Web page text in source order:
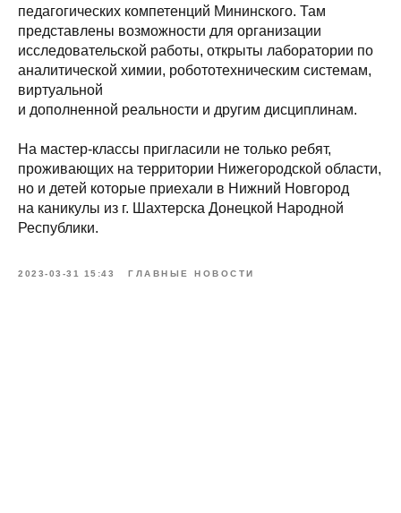
педагогических компетенций Мининского. Там
представлены возможности для организации
исследовательской работы, открыты лаборатории по
аналитической химии, робототехническим системам,
виртуальной
и дополненной реальности и другим дисциплинам.
На мастер-классы пригласили не только ребят,
проживающих на территории Нижегородской области,
но и детей которые приехали в Нижний Новгород
на каникулы из г. Шахтерска Донецкой Народной
Республики.
2023-03-31 15:43 ГЛАВНЫЕ НОВОСТИ